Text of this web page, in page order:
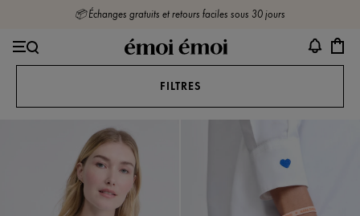
📦 Échanges gratuits et retours faciles sous 30 jours
HP - Sélection nouveauté
FILTRES